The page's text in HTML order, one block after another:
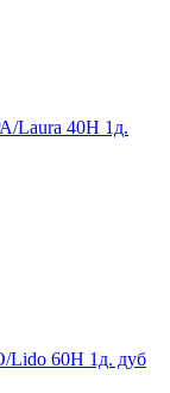
Laura 40Н 1д.
Lido 60Н 1д. дуб